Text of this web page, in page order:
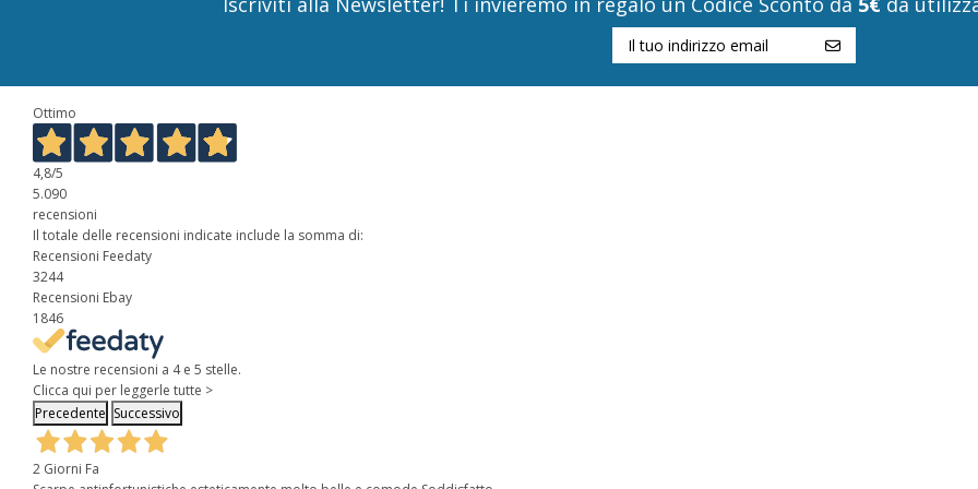
Ottimo
4,8/5
5.090
recensioni
Il totale delle recensioni indicate include la somma di:
Recensioni Feedaty
3244
Recensioni Ebay
1846
Le nostre recensioni a 4 e 5 stelle.
Clicca qui per leggerle tutte >
Precedente Successivo
2 Giorni Fa